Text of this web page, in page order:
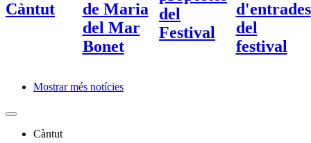
Càntut
de Maria
del Mar
Bonet
del
Festival
d'entrades
del
festival
Mostrar més notícies
Càntut